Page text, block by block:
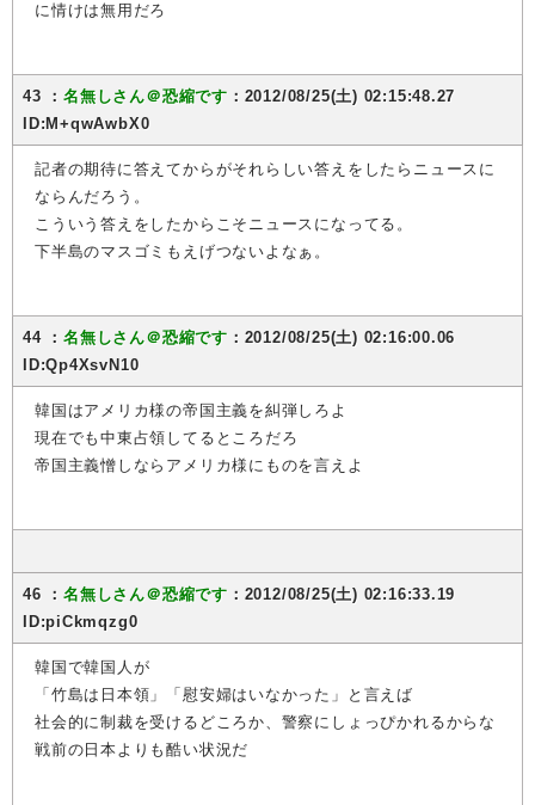
に情けは無用だろ
43 ：名無しさん＠恐縮です ：2012/08/25(土) 02:15:48.27
ID:M+qwAwbX0
記者の期待に答えてからがそれらしい答えをしたらニュースに
ならんだろう。
こういう答えをしたからこそニュースになってる。
下半島のマスゴミもえげつないよなぁ。
44 ：名無しさん＠恐縮です ：2012/08/25(土) 02:16:00.06
ID:Qp4XsvN10
韓国はアメリカ様の帝国主義を糾弾しろよ
現在でも中東占領してるところだろ
帝国主義憎しならアメリカ様にものを言えよ
46 ：名無しさん＠恐縮です ：2012/08/25(土) 02:16:33.19
ID:piCkmqzg0
韓国で韓国人が
「竹島は日本領」「慰安婦はいなかった」と言えば
社会的に制裁を受けるどころか、警察にしょっぴかれるからな
戦前の日本よりも酷い状況だ